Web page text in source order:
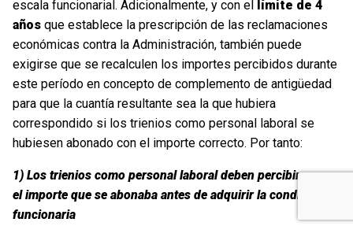
escala funcionarial. Adicionalmente, y con el
límite de 4
años que establece la prescripción de las reclamaciones
económicas contra la Administración, también puede
exigirse que se recalculen los importes percibidos durante
este período en concepto de complemento de antigüedad
para que la cuantía resultante sea la que hubiera
correspondido si los trienios como personal laboral se
hubiesen abonado con el importe correcto. Por tanto:
1) Los trienios como personal laboral deben percibirse con
el importe que se abonaba antes de adquirir la condición de
funcionaria